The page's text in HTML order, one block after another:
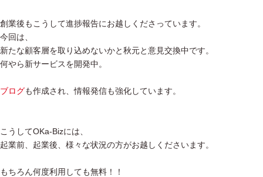
創業後もこうして進捗報告にお越しくださっています。
今回は、
新たな顧客層を取り込めないかと秋元と意見交換中です。
何やら新サービスを開発中。
ブログも作成され、情報発信も強化しています。
こうしてOKa-Bizには、
起業前、起業後、様々な状況の方がお越しくださいます。
もちろん何度利用しても無料！！